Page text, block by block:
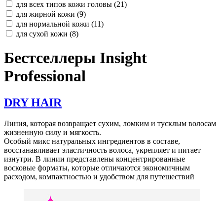
для всех типов кожи головы (21)
для жирной кожи (9)
для нормальной кожи (11)
для сухой кожи (8)
Бестселлеры Insight
Professional
DRY HAIR
Линия, которая возвращает сухим, ломким и тусклым волосам
жизненную силу и мягкость.
Особый микс натуральных ингредиентов в составе,
восстанавливает эластичность волоса, укрепляет и питает
изнутри. В линии представлены концентрированные
восковые форматы, которые отличаются экономичным
расходом, компактностью и удобством для путешествий